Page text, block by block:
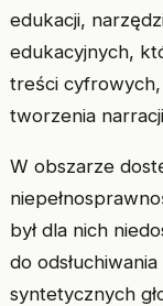
edukacji,
edukacyjnych,
treści
tworzenia
W obszarze
był dla nich
do
syntetycznych